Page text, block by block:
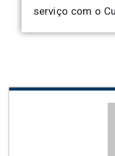
serviço com o